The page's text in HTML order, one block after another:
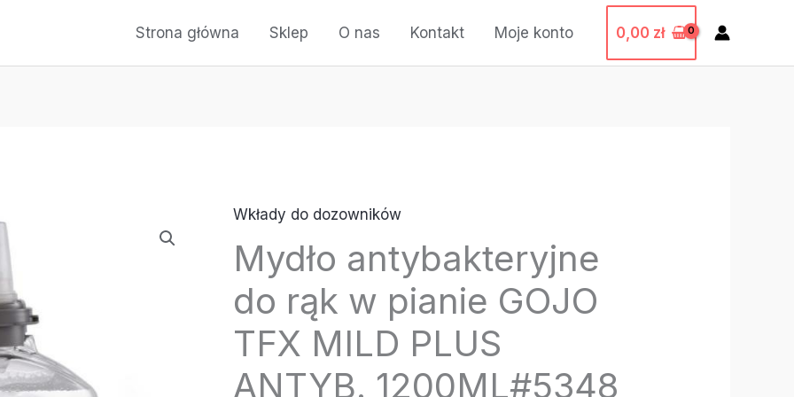
Strona główna Sklep O nas Kontakt Moje konto 0,00 zł
Wkłady do dozowników
Mydło antybakteryjne
do rąk w pianie GOJO
TFX MILD PLUS
ANTYB. 1200ML#5348